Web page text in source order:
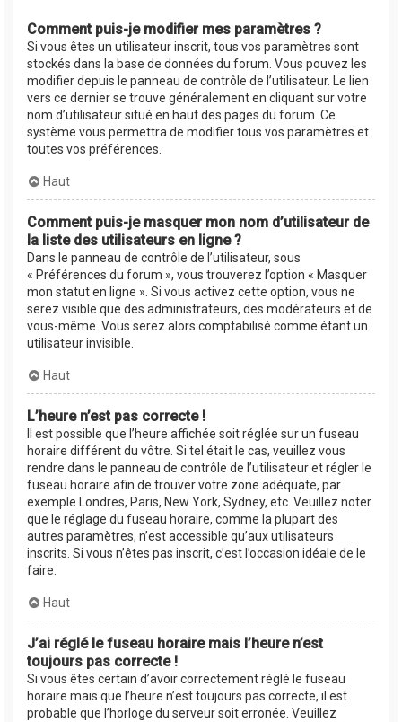
Comment puis-je modifier mes paramètres ?
Si vous êtes un utilisateur inscrit, tous vos paramètres sont
stockés dans la base de données du forum. Vous pouvez les
modifier depuis le panneau de contrôle de l’utilisateur. Le lien
vers ce dernier se trouve généralement en cliquant sur votre
nom d’utilisateur situé en haut des pages du forum. Ce
système vous permettra de modifier tous vos paramètres et
toutes vos préférences.
Haut
Comment puis-je masquer mon nom d’utilisateur de
la liste des utilisateurs en ligne ?
Dans le panneau de contrôle de l’utilisateur, sous
« Préférences du forum », vous trouverez l’option « Masquer
mon statut en ligne ». Si vous activez cette option, vous ne
serez visible que des administrateurs, des modérateurs et de
vous-même. Vous serez alors comptabilisé comme étant un
utilisateur invisible.
Haut
L’heure n’est pas correcte !
Il est possible que l’heure affichée soit réglée sur un fuseau
horaire différent du vôtre. Si tel était le cas, veuillez vous
rendre dans le panneau de contrôle de l’utilisateur et régler le
fuseau horaire afin de trouver votre zone adéquate, par
exemple Londres, Paris, New York, Sydney, etc. Veuillez noter
que le réglage du fuseau horaire, comme la plupart des
autres paramètres, n’est accessible qu’aux utilisateurs
inscrits. Si vous n’êtes pas inscrit, c’est l’occasion idéale de le
faire.
Haut
J’ai réglé le fuseau horaire mais l’heure n’est
toujours pas correcte !
Si vous êtes certain d’avoir correctement réglé le fuseau
horaire mais que l’heure n’est toujours pas correcte, il est
probable que l’horloge du serveur soit erronée. Veuillez